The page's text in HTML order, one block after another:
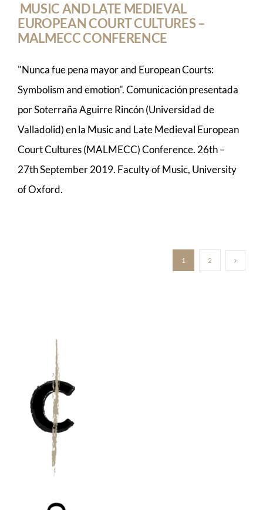
MUSIC AND LATE MEDIEVAL
EUROPEAN COURT CULTURES –
MALMECC CONFERENCE
"Nunca fue pena mayor and European Courts:
Symbolism and emotion". Comunicación presentada
por Soterraña Aguirre Rincón (Universidad de
Valladolid) en la Music and Late Medieval European
Court Cultures (MALMECC) Conference. 26th –
27th September 2019. Faculty of Music, University
of Oxford.
1 2